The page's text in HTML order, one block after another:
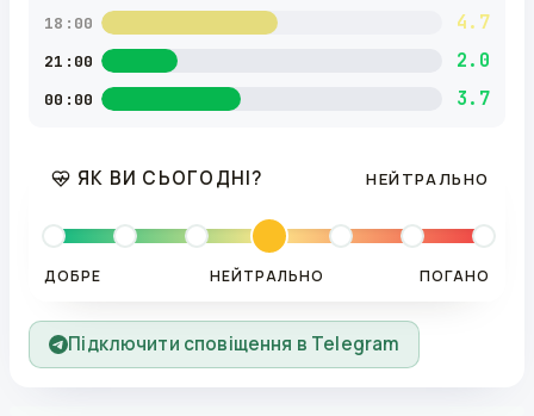
18:00 4.7
21:00 2.0
00:00 3.7
ЯК ВИ СЬОГОДНІ? НЕЙТРАЛЬНО
ДОБРЕ НЕЙТРАЛЬНО ПОГАНО
Підключити сповіщення в Telegram